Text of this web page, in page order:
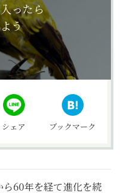
ったら
う
シェア ブックマーク
ら60年を経て進化を続